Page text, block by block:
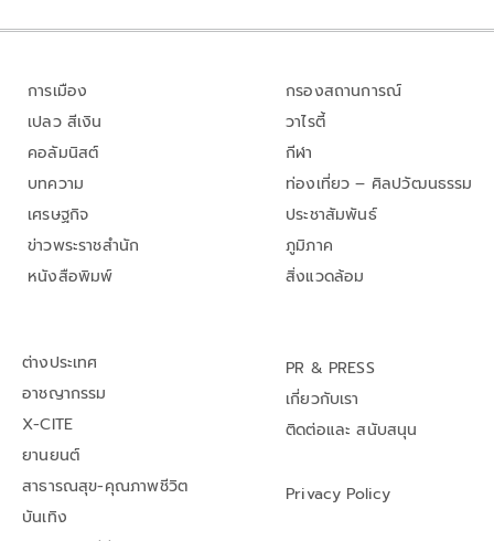
การเมือง
เปลว สีเงิน
คอลัมนิสต์
บทความ
เศรษฐกิจ
ข่าวพระราชสำนัก
หนังสือพิมพ์
กรองสถานการณ์
วาไรตี้
กีฬา
ท่องเที่ยว – ศิลปวัฒนธรรม
ประชาสัมพันธ์
ภูมิภาค
สิ่งแวดล้อม
ต่างประเทศ
อาชญากรรม
X-CITE
ยานยนต์
สาธารณสุข-คุณภาพชีวิต
บันเทิง
PR & PRESS
เกี่ยวกับเรา
ติดต่อและ สนับสนุน
Privacy Policy